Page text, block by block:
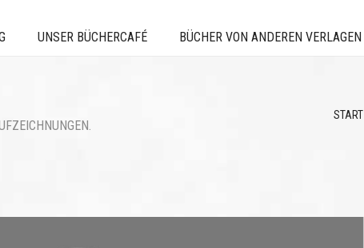
UNSER BÜCHERCAFÉ BÜCHER VON ANDEREN VERLAGEN
START